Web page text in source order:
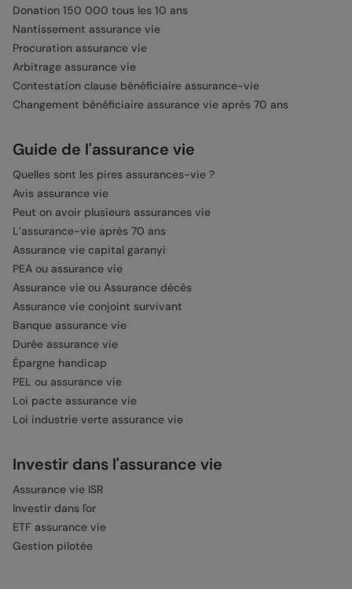
Donation 150 000 tous les 10 ans
Nantissement assurance vie
Procuration assurance vie
Arbitrage assurance vie
Contestation clause bénéficiaire assurance-vie
Changement bénéficiaire assurance vie après 70 ans
Guide de l'assurance vie
Quelles sont les pires assurances-vie ?
Avis assurance vie
Peut on avoir plusieurs assurances vie
L’assurance-vie après 70 ans
Assurance vie capital garanyi
PEA ou assurance vie
Assurance vie ou Assurance décès
Assurance vie conjoint survivant
Banque assurance vie
Durée assurance vie
Épargne handicap
PEL ou assurance vie
Loi pacte assurance vie
Loi industrie verte assurance vie
Investir dans l'assurance vie
Assurance vie ISR
Investir dans l'or
ETF assurance vie
Gestion pilotée